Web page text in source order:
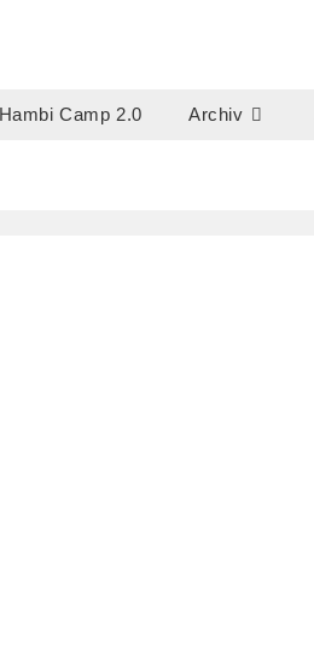
Hambi Camp 2.0 Archiv